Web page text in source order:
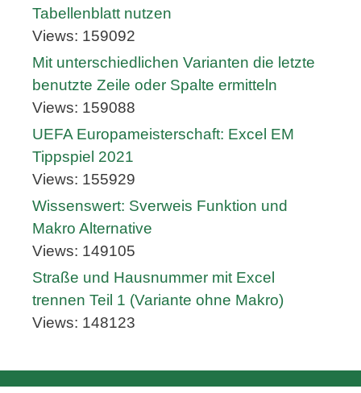
Tabellenblatt nutzen
Views: 159092
Mit unterschiedlichen Varianten die letzte
benutzte Zeile oder Spalte ermitteln
Views: 159088
UEFA Europameisterschaft: Excel EM
Tippspiel 2021
Views: 155929
Wissenswert: Sverweis Funktion und
Makro Alternative
Views: 149105
Straße und Hausnummer mit Excel
trennen Teil 1 (Variante ohne Makro)
Views: 148123